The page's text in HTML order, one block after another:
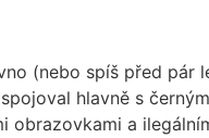
(nebo spíš před pár
spojoval hlavně s
obrazovkami a